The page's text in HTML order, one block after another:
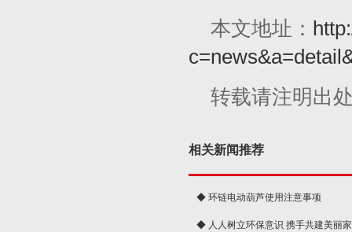
本文地址：
转载请注明出
相关新闻推荐
◆ 环链电动葫芦使用注意事项
◆ 人人树立环保意识 携手共建美丽